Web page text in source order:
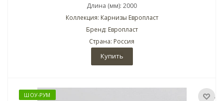
Длина (мм): 2000
Коллекция: Карнизы Европласт
Бренд: Европласт
Страна: Россия
Купить
ШОУ-РУМ